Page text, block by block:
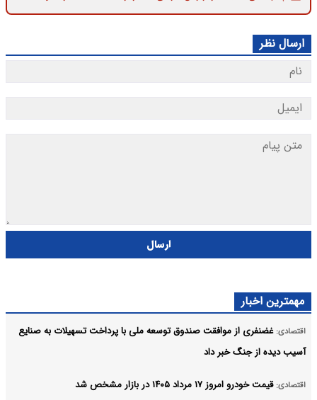
ارسال نظر
ارسال
مهمترین اخبار
اقتصادی: غضنفری از موافقت صندوق توسعه ملی با پرداخت تسهیلات به صنایع
آسیب دیده از جنگ خبر داد
اقتصادی: قیمت خودرو امروز ۱۷ مرداد ۱۴۰۵ در بازار مشخص شد